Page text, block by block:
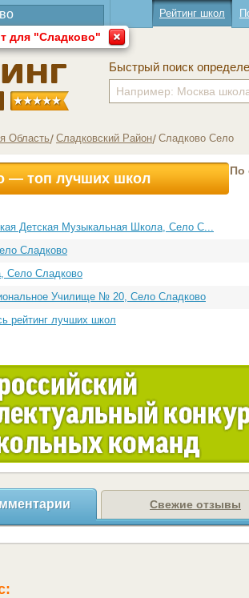
для "Сладково"
Рейтинг школ
Быстрый поиск
Область Сладковский Район Сладково Село
— топ лучших школ По
Детская Музыкальная Школа, Село С...
Сладково
Село Сладково
Училище № 20, Село Сладково
рейтинг лучших школ
Свежие отзывы